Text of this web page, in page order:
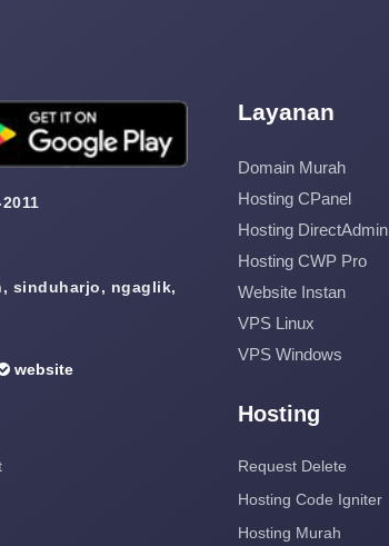
sinduharjo, ngaglik,
website
Layanan
Domain Murah
Hosting CPanel
Hosting DirectAdmin
Hosting CWP Pro
Website Instan
VPS Linux
VPS Windows
Hosting
Request Delete
Hosting Code Igniter
Hosting Murah